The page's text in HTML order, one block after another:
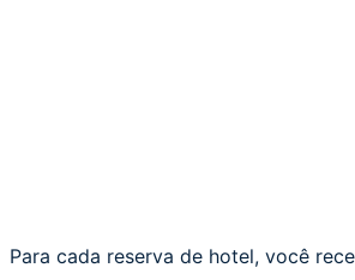
Para cada reserva de hotel, você